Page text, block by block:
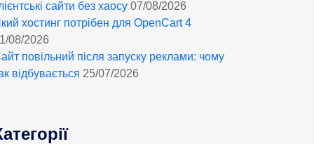
сайти без хаосу 07/08/2026
хостинг потрібен для OpenCart 4
08/2026
повільний після запуску реклами: чому
відбувається 25/07/2026